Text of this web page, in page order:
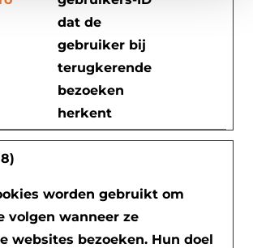
dat de
gebruiker bij
terugkerende
bezoeken
herkent
worden gebruikt om
volgen wanneer ze
websites bezoeken. Hun doel